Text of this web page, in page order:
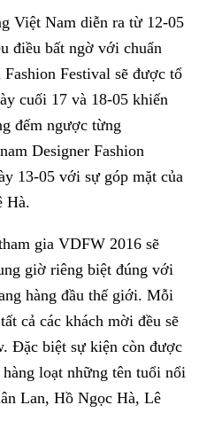
Việt Nam diễn ra từ 12-05
điều bất ngờ với chuẩn
Festival sẽ được tổ
cuối 17 và 18-05 khiến
đếm ngược từng
Designer Fashion
13-05 với sự góp mặt của
Hà.
gia VDFW 2016 sẽ
giờ riêng biệt đúng với
hàng đầu thế giới. Mỗi
cả các khách mời đều sẽ
Đặc biệt sự kiện còn được
loạt những tên tuổi nổi
Lan, Hồ Ngọc Hà, Lê